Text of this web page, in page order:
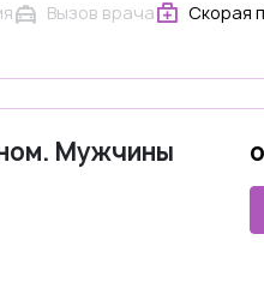
Вызов врача Скорая
Мужчины